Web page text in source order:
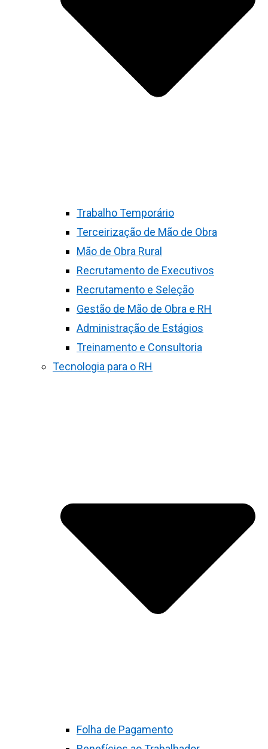
Trabalho Temporário
Terceirização de Mão de Obra
Mão de Obra Rural
Recrutamento de Executivos
Recrutamento e Seleção
Gestão de Mão de Obra e RH
Administração de Estágios
Treinamento e Consultoria
Tecnologia para o RH
Folha de Pagamento